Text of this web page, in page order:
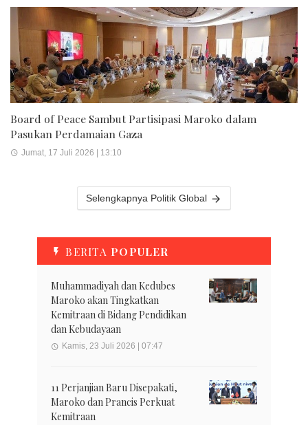
Board of Peace Sambut Partisipasi Maroko dalam
Pasukan Perdamaian Gaza
Jumat, 17 Juli 2026 | 13:10
Selengkapnya Politik Global
BERITA POPULER
Muhammadiyah dan Kedubes
Maroko akan Tingkatkan
Kemitraan di Bidang Pendidikan
dan Kebudayaan
Kamis, 23 Juli 2026 | 07:47
11 Perjanjian Baru Disepakati,
Maroko dan Prancis Perkuat
Kemitraan